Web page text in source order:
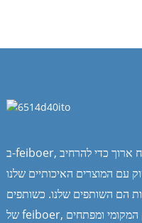
ב-feiboer, אנו תמיד מחפשים שותפים חדשים לטווח ארוך כדי להרחיב
הם השותפים שלנו. כשותפים
של feiboer, אנו דנים עם לקוחותינו בצורכי השוק המקומי ומפתחים